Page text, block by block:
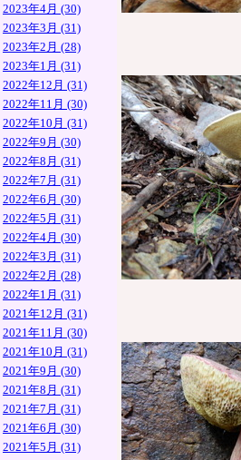
2023年4月 (30)
2023年3月 (31)
2023年2月 (28)
2023年1月 (31)
2022年12月 (31)
2022年11月 (30)
2022年10月 (31)
2022年9月 (30)
2022年8月 (31)
2022年7月 (31)
2022年6月 (30)
2022年5月 (31)
2022年4月 (30)
2022年3月 (31)
2022年2月 (28)
2022年1月 (31)
2021年12月 (31)
2021年11月 (30)
2021年10月 (31)
2021年9月 (30)
2021年8月 (31)
2021年7月 (31)
2021年6月 (30)
2021年5月 (31)